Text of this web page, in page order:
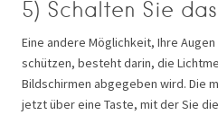
5) Schalten Sie
Eine andere Möglichkeit, Ihre
schützen, besteht darin, die
Bildschirmen abgegeben wird. Die
jetzt über eine Taste, mit der Sie